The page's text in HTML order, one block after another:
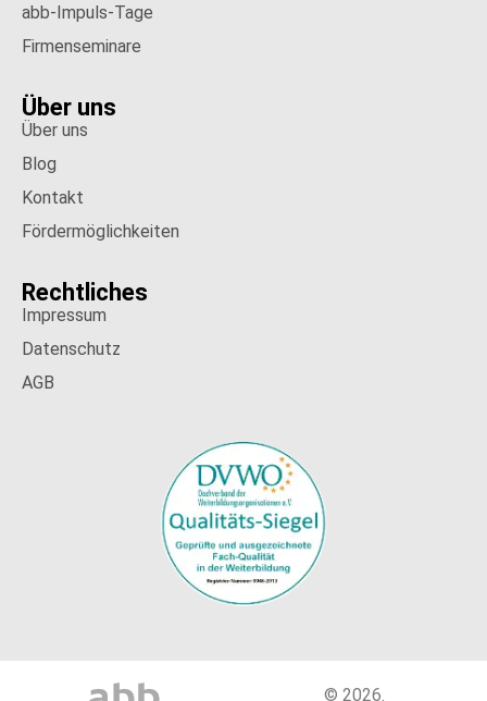
abb-Impuls-Tage
Firmenseminare
Über uns
Über uns
Blog
Kontakt
Fördermöglichkeiten
Rechtliches
Impressum
Datenschutz
AGB
© 2026.